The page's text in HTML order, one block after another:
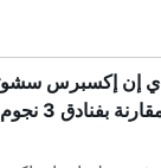
إن إكسبرس